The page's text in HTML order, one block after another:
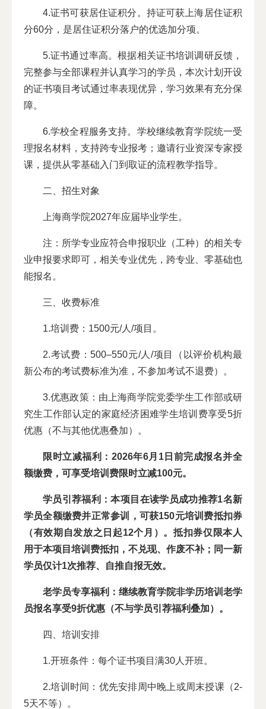
4.证书可获居住证积分。持证可获上海居住证积
分60分，是居住证积分落户的优选加分项。
5.证书通过率高。根据相关证书培训调研反馈，
完整参与全部课程并认真学习的学员，本次计划开设
的证书项目考试通过率表现优异，学习效果有充分保
障。
6.学校全程服务支持。学校继续教育学院统一受
理报名材料，支持跨专业报考；邀请行业资深专家授
课，提供从零基础入门到取证的流程教学指导。
二、招生对象
上海商学院2027年应届毕业学生。
注：所学专业应符合申报职业（工种）的相关专
业申报要求即可，相关专业优先，跨专业、零基础也
能报名。
三、收费标准
1.培训费：1500元/人/项目。
2.考试费：500–550元/人/项目（以评价机构最
新公布的考试费标准为准，不参加考试不退费）。
3.优惠政策：由上海商学院党委学生工作部或研
究生工作部认定的家庭经济困难学生培训费享受5折
优惠（不与其他优惠叠加）。
限时立减福利：2026年6月1日前完成报名并全
额缴费，可享受培训费限时立减100元。
学员引荐福利：本项目在读学员成功推荐1名新
学员全额缴费并正常参训，可获150元培训费抵扣券
（有效期自发放之日起12个月）。抵扣券仅限本人
用于本项目培训费抵扣，不兑现、作废不补；同一新
学员仅计1次推荐、自推自报无效。
老学员专享福利：继续教育学院非学历培训老学
员报名享受9折优惠（不与学员引荐福利叠加）。
四、培训安排
1.开班条件：每个证书项目满30人开班。
2.培训时间：优先安排周中晚上或周末授课（2-
5天不等）。